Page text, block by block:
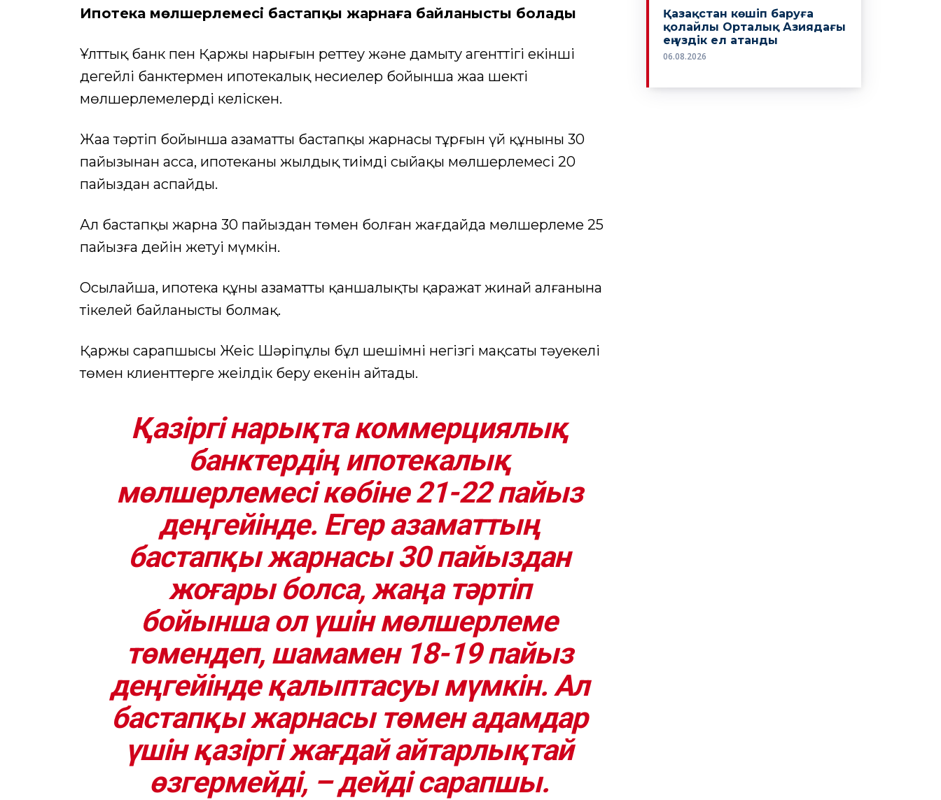
Ипотека мөлшерлемесі бастапқы жарнаға байланысты болады
Ұлттық банк пен Қаржы нарығын реттеу және дамыту агенттігі екінші
деңгейлі банктермен ипотекалық несиелер бойынша жаңа шекті
мөлшерлемелерді келіскен.
Жаңа тәртіп бойынша азаматтың бастапқы жарнасы тұрғын үй құнының 30
пайызынан асса, ипотеканың жылдық тиімді сыйақы мөлшерлемесі 20
пайыздан аспайды.
Ал бастапқы жарна 30 пайыздан төмен болған жағдайда мөлшерлеме 25
пайызға дейін жетуі мүмкін.
Осылайша, ипотека құны азаматтың қаншалықты қаражат жинай алғанына
тікелей байланысты болмақ.
Қаржы сарапшысы Жеңіс Шәріпұлы бұл шешімнің негізгі мақсаты тәуекелі
төмен клиенттерге жеңілдік беру екенін айтады.
Қазіргі нарықта коммерциялық
банктердің ипотекалық
мөлшерлемесі көбіне 21-22 пайыз
деңгейінде. Егер азаматтың
бастапқы жарнасы 30 пайыздан
жоғары болса, жаңа тәртіп
бойынша ол үшін мөлшерлеме
төмендеп, шамамен 18-19 пайыз
деңгейінде қалыптасуы мүмкін. Ал
бастапқы жарнасы төмен адамдар
үшін қазіргі жағдай айтарлықтай
өзгермейді, – дейді сарапшы.
Қазақстан көшіп баруға
қолайлы Орталық Азиядағы
ең үздік ел атанды
06.08.2026